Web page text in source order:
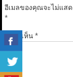
อีเมลของคุณจะไม่แส
*
ความเห็น*